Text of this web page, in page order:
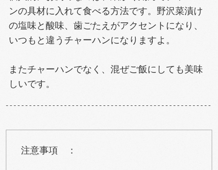
ンの具材に入れて食べる方法です。野沢菜漬け
の塩味と酸味、歯ごたえがアクセントになり、
いつもと違うチャーハンになりますよ。
またチャーハンでなく、混ぜご飯にしても美味
しいです。
注意事項 ：